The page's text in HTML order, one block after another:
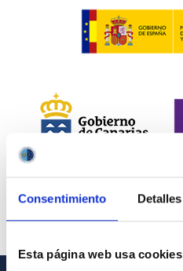
Consentimiento Detalles
Esta página web usa cookies